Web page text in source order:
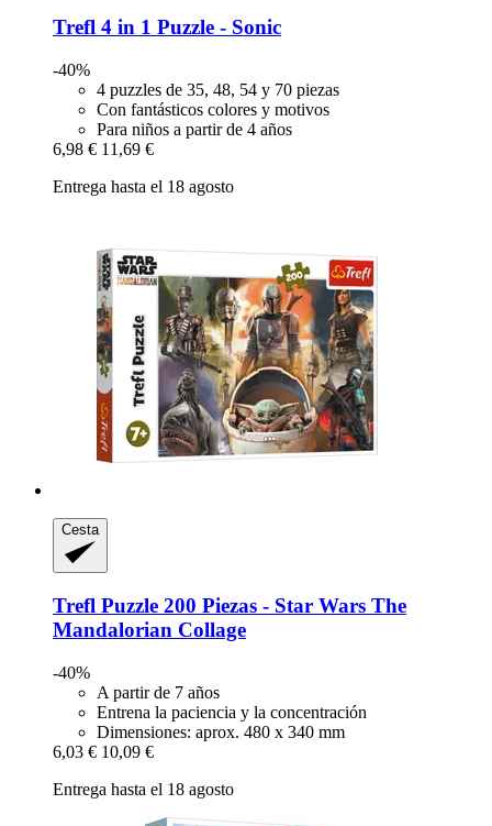
Trefl 4 in 1 Puzzle -​ Sonic
-40%
4 puzzles de 35, 48, 54 y 70 piezas
Con fantásticos colores y motivos
Para niños a partir de 4 años
6,98 € 11,69 €
Entrega hasta el 18 agosto
Cesta
Trefl Puzzle 200 Piezas -​ Star Wars The
Mandalorian Collage
-40%
A partir de 7 años
Entrena la paciencia y la concentración
Dimensiones: aprox. 480 x 340 mm
6,03 € 10,09 €
Entrega hasta el 18 agosto